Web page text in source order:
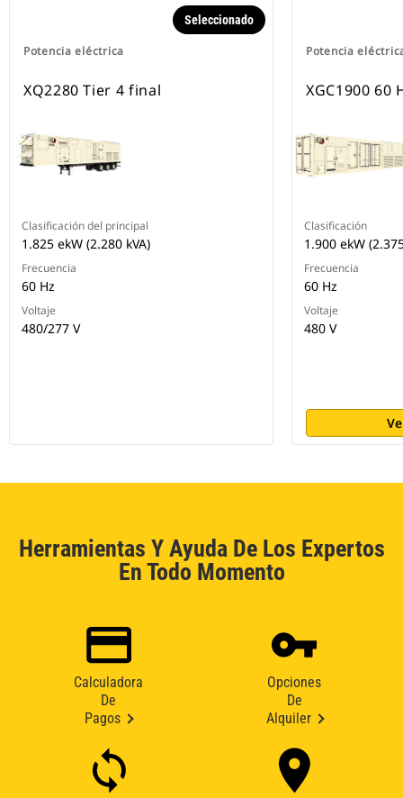
Potencia eléctrica
Seleccionado
XQ2280 Tier 4 final
Clasificación del principal
1.825 ekW (2.280 kVA)
Frecuencia
60 Hz
Voltaje
480/277 V
Potencia
XGC1900 60
Clasificación
1.900 ekW
Frecuencia
60 Hz
Voltaje
480 V
Herramientas Y Ayuda De Los Expertos
En Todo Momento
Calculadora
De
Pagos
Opciones
De
Alquiler